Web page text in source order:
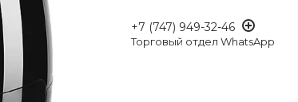
+7 (747) 949-32-46
Торговый отдел WhatsApp